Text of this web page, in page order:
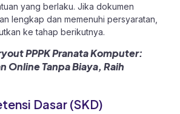
yang berlaku. Jika dokumen
lengkap dan memenuhi persyaratan,
ke tahap berikutnya.
PPPK Pranata Komputer:
Online Tanpa Biaya, Raih
Dasar (SKD)